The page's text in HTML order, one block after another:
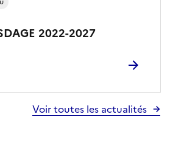
2022-2027
Voir toutes les actualités